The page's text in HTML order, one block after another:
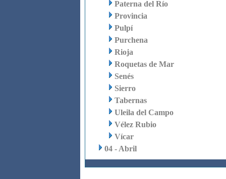
Paterna del Río
Provincia
Pulpí
Purchena
Rioja
Roquetas de Mar
Senés
Sierro
Tabernas
Uleila del Campo
Vélez Rubio
Vícar
04 - Abril